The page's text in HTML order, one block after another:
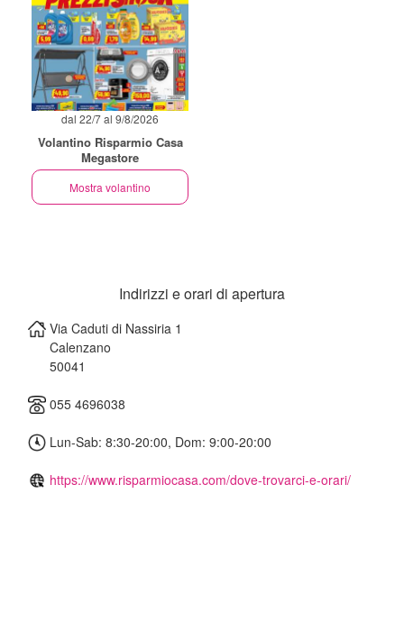
dal 22/7 al 9/8/2026
Volantino Risparmio Casa
Megastore
Mostra volantino
Indirizzi e orari di apertura
Via Caduti di Nassiria 1
Calenzano
50041
055 4696038
Lun-Sab: 8:30-20:00, Dom: 9:00-20:00
https://www.risparmiocasa.com/dove-trovarci-e-orari/